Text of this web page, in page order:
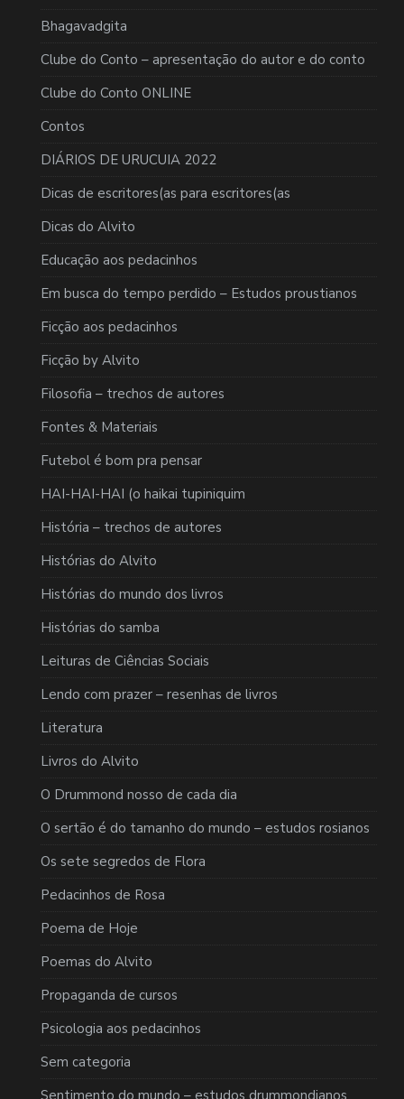
Bhagavadgita
Clube do Conto – apresentação do autor e do conto
Clube do Conto ONLINE
Contos
DIÁRIOS DE URUCUIA 2022
Dicas de escritores(as para escritores(as
Dicas do Alvito
Educação aos pedacinhos
Em busca do tempo perdido – Estudos proustianos
Ficção aos pedacinhos
Ficção by Alvito
Filosofia – trechos de autores
Fontes & Materiais
Futebol é bom pra pensar
HAI-HAI-HAI (o haikai tupiniquim
História – trechos de autores
Histórias do Alvito
Histórias do mundo dos livros
Histórias do samba
Leituras de Ciências Sociais
Lendo com prazer – resenhas de livros
Literatura
Livros do Alvito
O Drummond nosso de cada dia
O sertão é do tamanho do mundo – estudos rosianos
Os sete segredos de Flora
Pedacinhos de Rosa
Poema de Hoje
Poemas do Alvito
Propaganda de cursos
Psicologia aos pedacinhos
Sem categoria
Sentimento do mundo – estudos drummondianos